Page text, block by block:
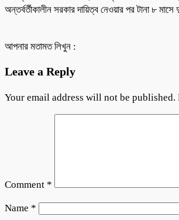
অন্তর্বর্তীকালীন সরকার দায়িত্ব নেওয়ার পর টানা ৮ মাসে
আপনার মতামত লিখুন :
Leave a Reply
Your email address will not be published.
Comment *
Name *